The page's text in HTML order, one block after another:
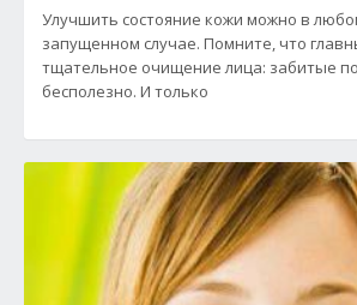
Улучшить состояние кожи можно в
запущенном случае. Помните, что
тщательное очищение лица: забитые
бесполезно. И только